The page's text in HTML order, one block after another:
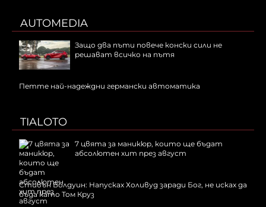
AUTOMEDIA
Защо два пъти повече конски сили не
решават всичко на пътя
Петте най-надеждни германски автоматика
TIALOTO
7 цвята за маникюр, които ще бъдат
абсолютен хит през август
Стивън Болдуин: Напусках Холивуд заради Бог, не исках да
бъда като Том Круз